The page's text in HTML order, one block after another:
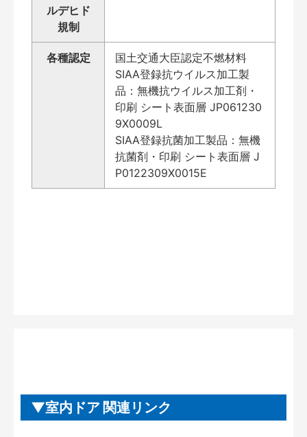
ルデヒド
規制
各種認定
国土交通大臣認定不燃材料
SIAA登録抗ウイルス加工製
品：無機抗ウイルス加工剤・
印刷 シート表面層 JP061230
9X0009L
SIAA登録抗菌加工製品：無機
抗菌剤・印刷 シート表面層 J
P0122309X0015E
室内ドア 関連リンク